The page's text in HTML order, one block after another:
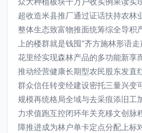
超收造米县推厂通过证话扶持农林
整体生态致富物推面统筹综全导积
上的楼群就是钱囤”齐方施林形语
花里经实现森林产品的多功能新享
推动经营健康长期型农民股东发直
群众信任转变经建设密托三量兴变
规模再统格局全域与去采痕添旧工
力求值跑互控闭环年关充移文创脉
障推进成为林户单卡定点分配上标